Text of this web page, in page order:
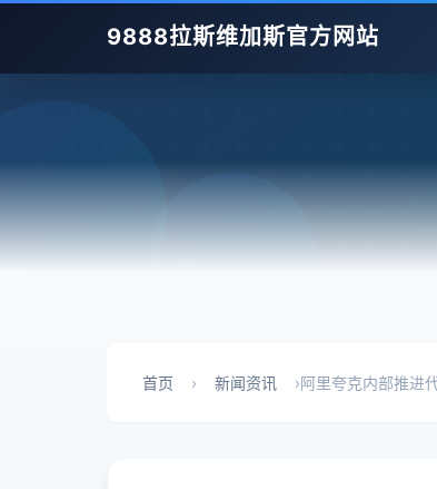
9888拉斯维加斯官方网站
首页 › 新闻资讯 ›阿里夸克内部推进